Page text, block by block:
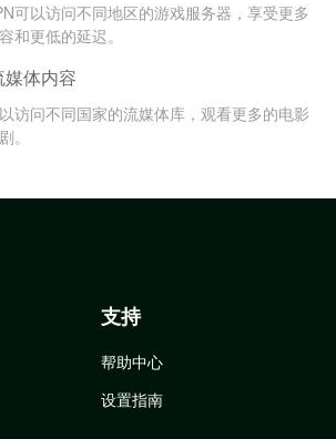
可以访问不同地区的游戏服务器，享受更多
和更低的延迟。
体内容
访问不同国家的流媒体库，观看更多的电影
。
支持
帮助中心
设置指南